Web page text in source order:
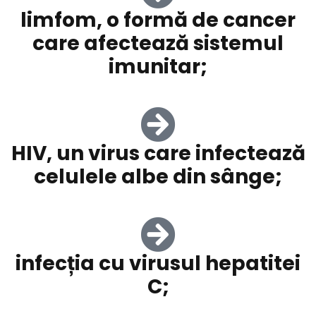
limfom, o formă de cancer
care afectează sistemul
imunitar;
HIV, un virus care infectează
celulele albe din sânge;
infecția cu virusul hepatitei
C;